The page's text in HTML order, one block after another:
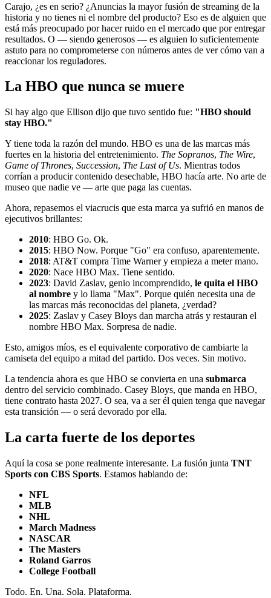
Carajo, ¿es en serio? ¿Anuncias la mayor fusión de streaming de la
historia y no tienes ni el nombre del producto? Eso es de alguien que
está más preocupado por hacer ruido en el mercado que por entregar
resultados. O — siendo generosos — es alguien lo suficientemente
astuto para no comprometerse con números antes de ver cómo van a
reaccionar los reguladores.
La HBO que nunca se muere
Si hay algo que Ellison dijo que tuvo sentido fue: "HBO should
stay HBO."
Y tiene toda la razón del mundo. HBO es una de las marcas más
fuertes en la historia del entretenimiento. The Sopranos, The Wire,
Game of Thrones, Succession, The Last of Us. Mientras todos
corrían a producir contenido desechable, HBO hacía arte. No arte de
museo que nadie ve — arte que paga las cuentas.
Ahora, repasemos el viacrucis que esta marca ya sufrió en manos de
ejecutivos brillantes:
2010: HBO Go. Ok.
2015: HBO Now. Porque "Go" era confuso, aparentemente.
2018: AT&T compra Time Warner y empieza a meter mano.
2020: Nace HBO Max. Tiene sentido.
2023: David Zaslav, genio incomprendido, le quita el HBO
al nombre y lo llama "Max". Porque quién necesita una de
las marcas más reconocidas del planeta, ¿verdad?
2025: Zaslav y Casey Bloys dan marcha atrás y restauran el
nombre HBO Max. Sorpresa de nadie.
Esto, amigos míos, es el equivalente corporativo de cambiarte la
camiseta del equipo a mitad del partido. Dos veces. Sin motivo.
La tendencia ahora es que HBO se convierta en una submarca
dentro del servicio combinado. Casey Bloys, que manda en HBO,
tiene contrato hasta 2027. O sea, va a ser él quien tenga que navegar
esta transición — o será devorado por ella.
La carta fuerte de los deportes
Aquí la cosa se pone realmente interesante. La fusión junta TNT
Sports con CBS Sports. Estamos hablando de:
NFL
MLB
NHL
March Madness
NASCAR
The Masters
Roland Garros
College Football
Todo. En. Una. Sola. Plataforma.